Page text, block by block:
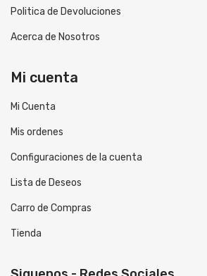
Politica de Devoluciones
Acerca de Nosotros
Mi cuenta
Mi Cuenta
Mis ordenes
Configuraciones de la cuenta
Lista de Deseos
Carro de Compras
Tienda